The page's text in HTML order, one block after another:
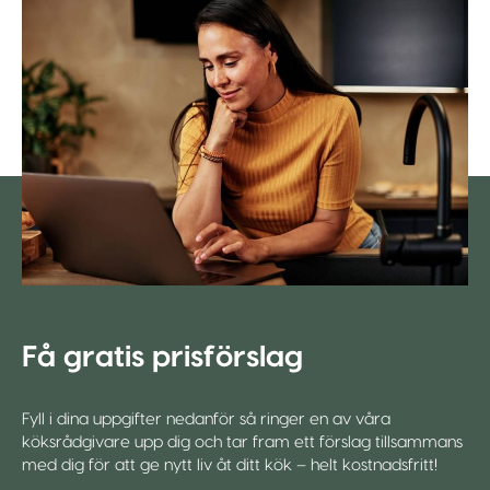
Få gratis prisförslag
Fyll i dina uppgifter nedanför så ringer en av våra
köksrådgivare upp dig och tar fram ett förslag tillsammans
med dig för att ge nytt liv åt ditt kök – helt kostnadsfritt!